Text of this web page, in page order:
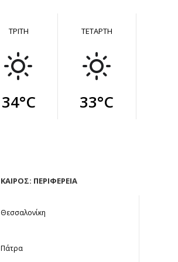
ΤΡΙΤΗ
34°C
ΤΕΤΑΡΤΗ
33°C
ΚΑΙΡΟΣ: ΠΕΡΙΦΕΡΕΙΑ
Θεσσαλονίκη
Πάτρα